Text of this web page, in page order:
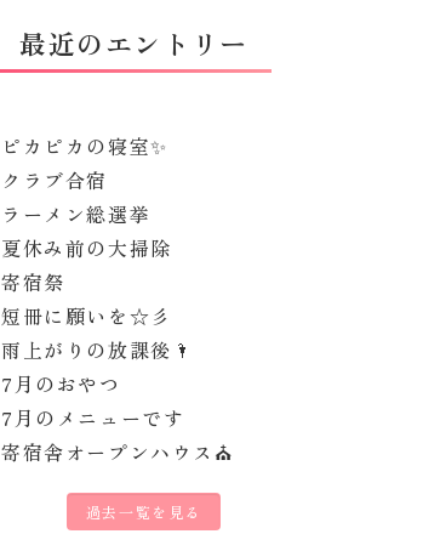
最近のエントリー
ピカピカの寝室✨
クラブ合宿
ラーメン総選挙
夏休み前の大掃除
寄宿祭
短冊に願いを☆彡
雨上がりの放課後🌂
7月のおやつ
7月のメニューです
寄宿舎オープンハウス⛪
過去一覧を見る